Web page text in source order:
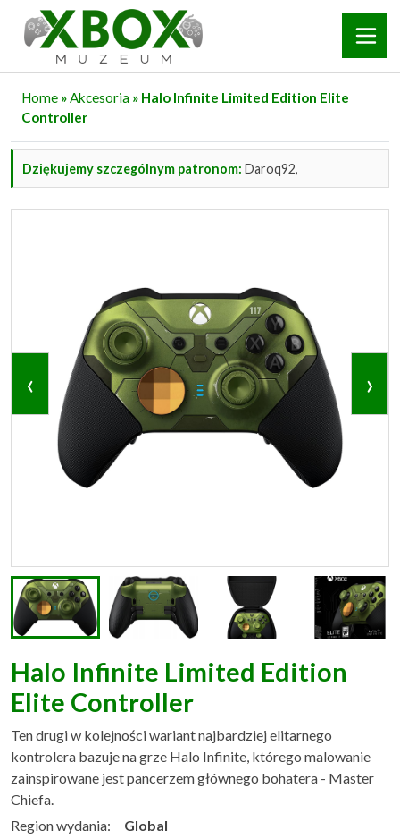
Home »Akcesoria » Halo Infinite Limited Edition Elite
Controller
Dziękujemy szczególnym patronom: Daroq92,
‹ ›
Halo Infinite Limited Edition
Elite Controller
Ten drugi w kolejności wariant najbardziej elitarnego
kontrolera bazuje na grze Halo Infinite, którego malowanie
zainspirowane jest pancerzem głównego bohatera - Master
Chiefa.
Region wydania:
Global